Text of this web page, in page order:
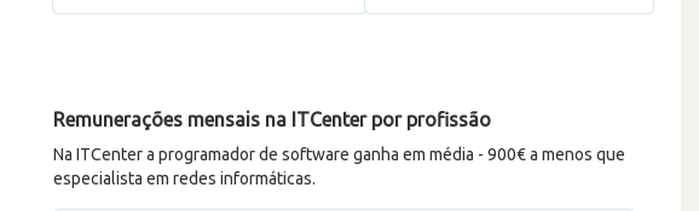
Remunerações mensais na ITCenter por profissão
Na ITCenter a programador de software ganha em média - 900€ a menos que
especialista em redes informáticas.